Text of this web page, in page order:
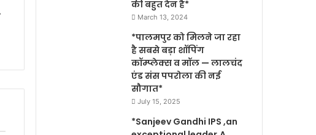
की बहुत देन है*
March 13, 2024
*पालमपुर को मिलने जा रहा
है सबसे बड़ा शॉपिंग
कॉम्प्लेक्स व मॉल — लालचंद
एंड संस पपरोला की नई
सौगात*
July 15, 2025
*Sanjeev Gandhi IPS ,an